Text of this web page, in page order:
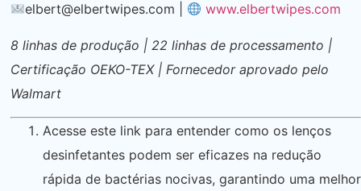
elbert@elbertwipes.com
www.elbertwipes.com
8 linhas de produção | 22 linhas de processamento |
Certificação OEKO-TEX | Fornecedor aprovado pelo
Walmart
Acesse este link para entender como os lenços
desinfetantes podem ser eficazes na redução
rápida de bactérias nocivas, garantindo uma melhor